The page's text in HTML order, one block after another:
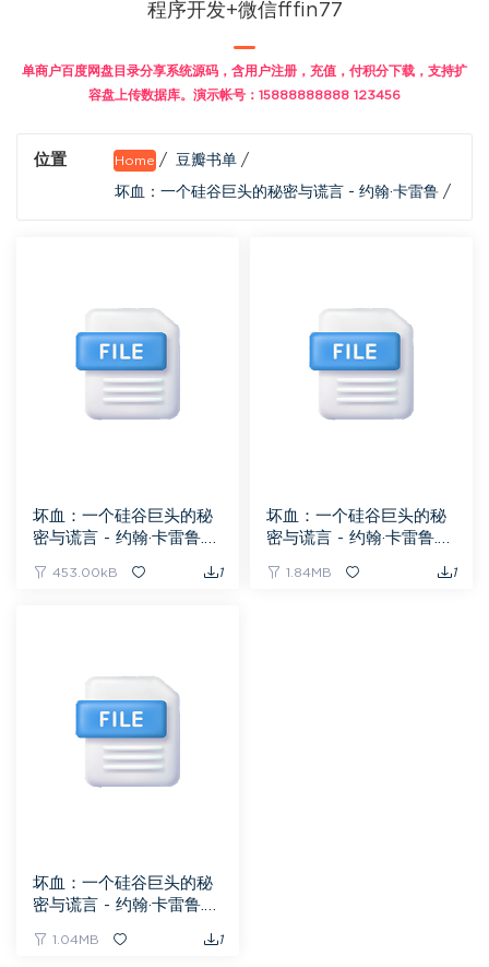
程序开发+微信fffin77
单商户百度网盘目录分享系统源码，含用户注册，充值，付积分下载，支持扩
容盘上传数据库。演示帐号：15888888888 123456
位置 Home / 豆瓣书单 /
坏血：一个硅谷巨头的秘密与谎言 - 约翰·卡雷鲁 /
坏血：一个硅谷巨头的秘
密与谎言 - 约翰·卡雷鲁.e
453.00kB 1
坏血：一个硅谷巨头的秘
密与谎言 - 约翰·卡雷鲁.m
1.84MB 1
坏血：一个硅谷巨头的秘
密与谎言 - 约翰·卡雷鲁.az
1.04MB 1